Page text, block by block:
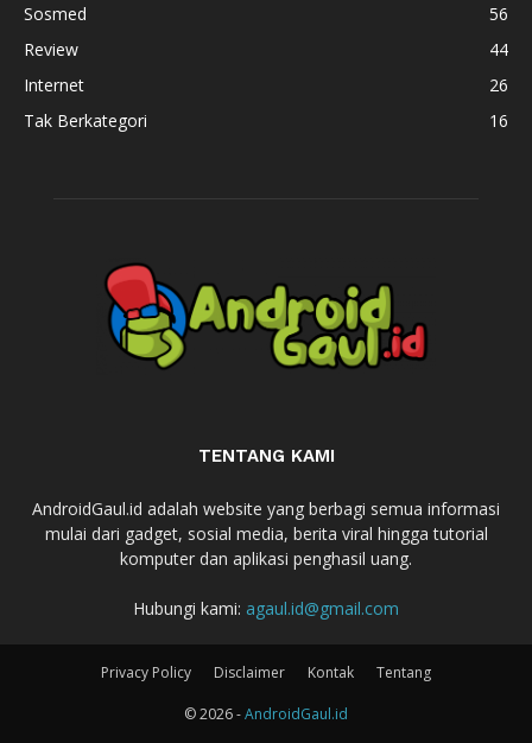
Sosmed
56
Review
44
Internet
26
Tak Berkategori
16
TENTANG KAMI
AndroidGaul.id adalah website yang berbagi semua informasi
mulai dari gadget, sosial media, berita viral hingga tutorial
komputer dan aplikasi penghasil uang.
Hubungi kami: agaul.id@gmail.com
Privacy Policy Disclaimer Kontak Tentang
© 2026 -AndroidGaul.id